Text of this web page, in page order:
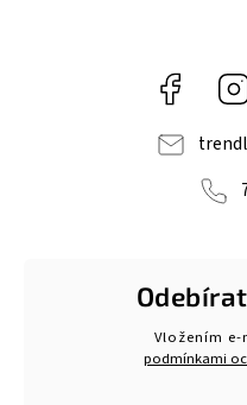
Vložením
podmínkami